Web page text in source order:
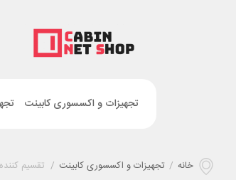
تجهیزات و اکسسوری کابینت
خانه / تجهیزات و اکسسوری کابینت / تقسیم